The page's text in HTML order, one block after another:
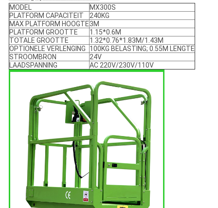
MODEL
MX300S
PLATFORM CAPACITEIT
240KG
MAX PLATFORM HOOGTE3M
PLATFORM GROOTTE
1.15*0.6M
TOTALE GROOTTE
1.32*0.76*1.83M/1.43M
OPTIONELE VERLENGING
100KG BELASTING; 0.55M LENGTE
STROOMBRON
24V
LAADSPANNING
AC 220V/230V/110V